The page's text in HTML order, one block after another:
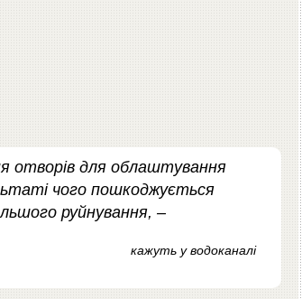
отворів для облаштування
чого пошкоджується
руйнування, –
кажуть у водоканалі